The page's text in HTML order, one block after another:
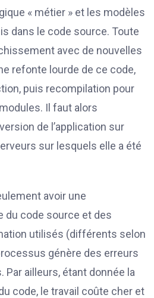
« métier » et les modèles
dans le code source. Toute
avec de nouvelles
refonte lourde de ce code,
puis recompilation pour
Il faut alors
de l’application sur
sur lesquels elle a été
avoir une
du code source et des
utilisés (différents selon
génère des erreurs
Par ailleurs, étant donnée la
code, le travail coûte cher et